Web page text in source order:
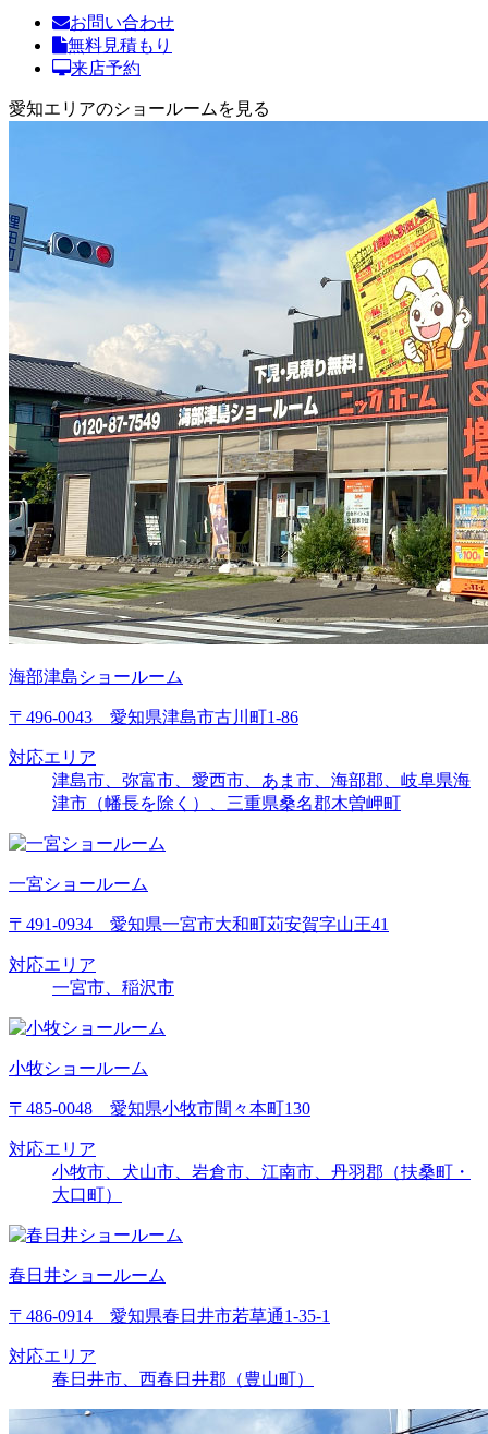
お問い合わせ
無料見積もり
来店予約
愛知エリアのショールームを見る
海部津島ショールーム
〒496-0043 愛知県津島市古川町1-86
対応エリア
津島市、弥富市、愛西市、あま市、海部郡、岐阜県海
津市（幡長を除く）、三重県桑名郡木曽岬町
一宮ショールーム
〒491-0934 愛知県一宮市大和町苅安賀字山王41
対応エリア
一宮市、稲沢市
小牧ショールーム
〒485-0048 愛知県小牧市間々本町130
対応エリア
小牧市、犬山市、岩倉市、江南市、丹羽郡（扶桑町・
大口町）
春日井ショールーム
〒486-0914 愛知県春日井市若草通1-35-1
対応エリア
春日井市、西春日井郡（豊山町）